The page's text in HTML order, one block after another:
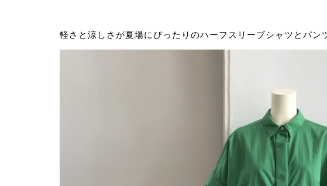
軽さと涼しさが夏場にぴったりのハーフスリーブシャツとパン